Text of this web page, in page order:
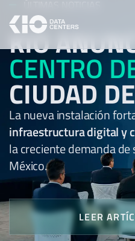
KIO
CENTRO
CIUDAD
La nueva instalación
infraestructura digital y
la creciente demanda
México.
LEER